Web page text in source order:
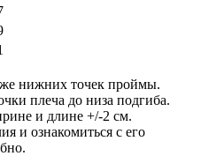
нижних точек проймы.
плеча до низа подгиба.
и длине +/-2 см.
и ознакомиться с его